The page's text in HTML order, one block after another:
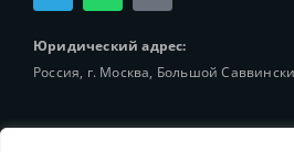
l
e
g
r
a
t
s
a
Юридический адрес:
Россия, г. Москва, Большой